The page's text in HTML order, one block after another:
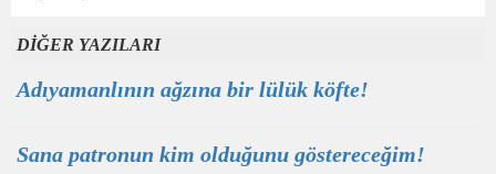
DİĞER YAZILARI
Adıyamanlının ağzına bir lülük köfte!
Sana patronun kim olduğunu göstereceğim!